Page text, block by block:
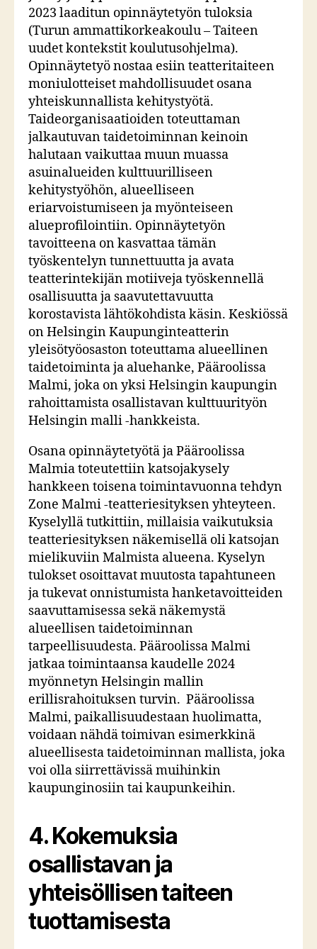
2023 laaditun opinnäytetyön tuloksia
(Turun ammattikorkeakoulu – Taiteen
uudet kontekstit koulutusohjelma).
Opinnäytetyö nostaa esiin teatteritaiteen
moniulotteiset mahdollisuudet osana
yhteiskunnallista kehitystyötä.
Taideorganisaatioiden toteuttaman
jalkautuvan taidetoiminnan keinoin
halutaan vaikuttaa muun muassa
asuinalueiden kulttuurilliseen
kehitystyöhön, alueelliseen
eriarvoistumiseen ja myönteiseen
alueprofilointiin. Opinnäytetyön
tavoitteena on kasvattaa tämän
työskentelyn tunnettuutta ja avata
teatterintekijän motiiveja työskennellä
osallisuutta ja saavutettavuutta
korostavista lähtökohdista käsin. Keskiössä
on Helsingin Kaupunginteatterin
yleisötyöosaston toteuttama alueellinen
taidetoiminta ja aluehanke, Pääroolissa
Malmi, joka on yksi Helsingin kaupungin
rahoittamista osallistavan kulttuurityön
Helsingin malli -hankkeista.
Osana opinnäytetyötä ja Pääroolissa
Malmia toteutettiin katsojakysely
hankkeen toisena toimintavuonna tehdyn
Zone Malmi -teatteriesityksen yhteyteen.
Kyselyllä tutkittiin, millaisia vaikutuksia
teatteriesityksen näkemisellä oli katsojan
mielikuviin Malmista alueena. Kyselyn
tulokset osoittavat muutosta tapahtuneen
ja tukevat onnistumista hanketavoitteiden
saavuttamisessa sekä näkemystä
alueellisen taidetoiminnan
tarpeellisuudesta. Pääroolissa Malmi
jatkaa toimintaansa kaudelle 2024
myönnetyn Helsingin mallin
erillisrahoituksen turvin. Pääroolissa
Malmi, paikallisuudestaan huolimatta,
voidaan nähdä toimivan esimerkkinä
alueellisesta taidetoiminnan mallista, joka
voi olla siirrettävissä muihinkin
kaupunginosiin tai kaupunkeihin.
4.Kokemuksia
osallistavan ja
yhteisöllisen taiteen
tuottamisesta